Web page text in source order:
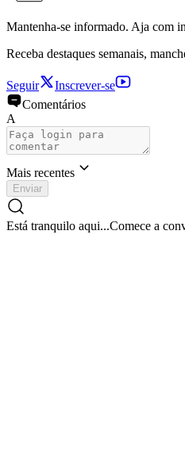
Mantenha-se informado. Aja com
Receba destaques semanais,
Seguir
Inscrever-se
Comentários
A
Mais recentes
Enviar
Está tranquilo aqui...Comece a